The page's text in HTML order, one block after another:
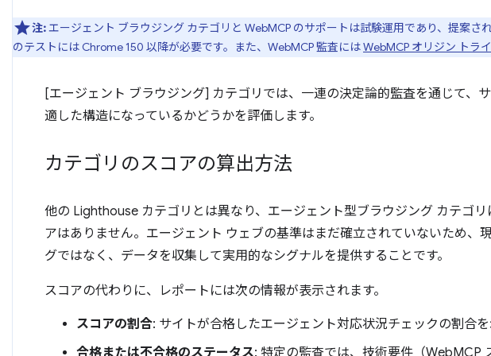
注:エージェント ブラウジング カテゴリと WebMCP のサポートは試験運用であり、提案さ
のテストには Chrome 150 以降が必要です。また、WebMCP 監査にはWebMCP オリジン トラ
[エージェント ブラウジング] カテゴリでは、一連の決定論的監査を通じて、
適した構造になっているかどうかを評価します。
カテゴリのスコアの算出方法
他の Lighthouse カテゴリとは異なり、エージェント型ブラウジング カテゴ
アはありません。エージェント ウェブの基準はまだ確立されていないため、
グではなく、データを収集して実用的なシグナルを提供することです。
スコアの代わりに、レポートには次の情報が表示されます。
スコアの割合: サイトが合格したエージェント対応状況チェックの割合
合格または不合格のステータス: 特定の監査では、技術要件（WebMCP